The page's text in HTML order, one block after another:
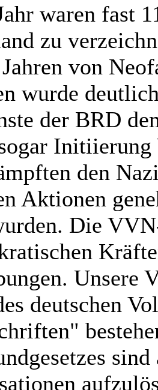
waren fast
zu
von
wurde
der BRD
Initiierung
den
Aktionen
Die
Unsere
deutschen